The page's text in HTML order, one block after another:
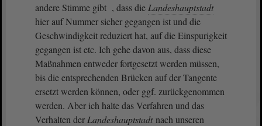
andere Stimme gibt , dass die Landeshauptstadt
hier auf Nummer sicher gegangen ist und die
Geschwindigkeit reduziert hat, auf die Einspurigkeit
gegangen ist etc. Ich gehe davon aus, dass diese
Maßnahmen entweder fortgesetzt werden müssen,
bis die entsprechenden Brücken auf der Tangente
ersetzt werden können, oder ggf. zurückgenommen
werden. Aber ich halte das Verfahren und das
Verhalten der Landeshauptstadt nach unseren